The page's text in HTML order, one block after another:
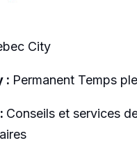
City
: Permanent Temps
Conseils et services